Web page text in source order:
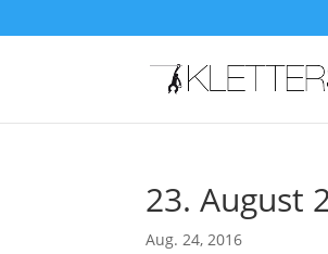
23. August
Aug. 24, 2016